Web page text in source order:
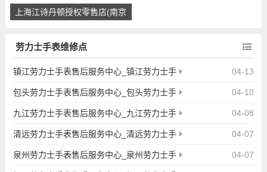
上海江诗丹顿授权零售店(南京
劳力士手表维修点
04-13
镇江劳力士手表售后服务中心_镇江劳力士手
表维修点地址查询 04-10
包头劳力士手表售后服务中心_包头劳力士手
表维修点地址查询 04-08
九江劳力士手表售后服务中心_九江劳力士手
表维修点地址查询 04-07
清远劳力士手表售后服务中心_清远劳力士手
表维修点地址查询 04-07
泉州劳力士手表售后服务中心_泉州劳力士手